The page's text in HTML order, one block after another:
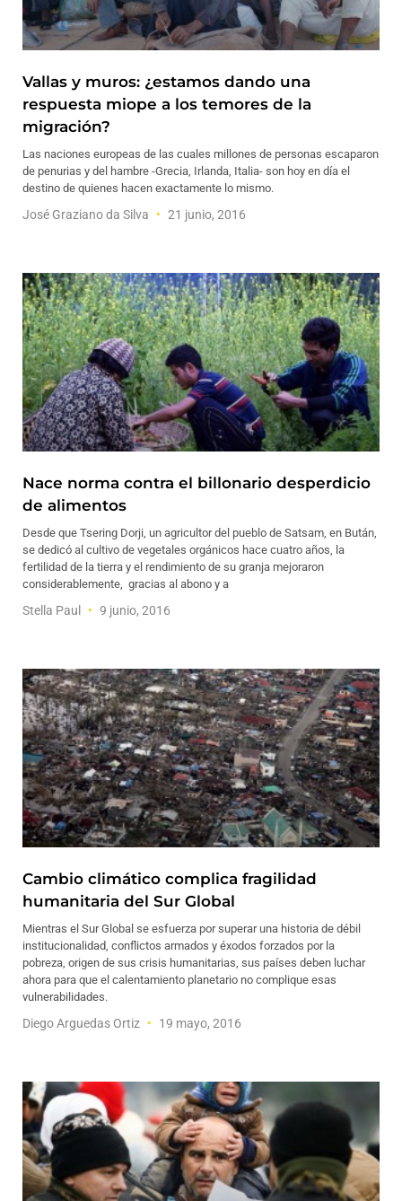
Vallas y muros: ¿estamos dando una
respuesta miope a los temores de la
migración?
Las naciones europeas de las cuales millones de personas escaparon
de penurias y del hambre -Grecia, Irlanda, Italia- son hoy en día el
destino de quienes hacen exactamente lo mismo.
José Graziano da Silva 21 junio, 2016
Nace norma contra el billonario desperdicio
de alimentos
Desde que Tsering Dorji, un agricultor del pueblo de Satsam, en Bután,
se dedicó al cultivo de vegetales orgánicos hace cuatro años, la
fertilidad de la tierra y el rendimiento de su granja mejoraron
considerablemente, gracias al abono y a
Stella Paul 9 junio, 2016
Cambio climático complica fragilidad
humanitaria del Sur Global
Mientras el Sur Global se esfuerza por superar una historia de débil
institucionalidad, conflictos armados y éxodos forzados por la
pobreza, origen de sus crisis humanitarias, sus países deben luchar
ahora para que el calentamiento planetario no complique esas
vulnerabilidades.
Diego Arguedas Ortiz 19 mayo, 2016